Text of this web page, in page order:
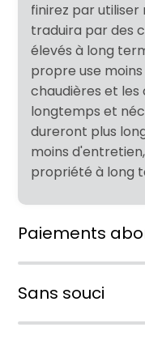
finirez par utiliser
traduira par des
élevés à long
propre use
chaudières et les
longtemps et
dureront plus
moins
propriété à long
Paiements
Sans souci